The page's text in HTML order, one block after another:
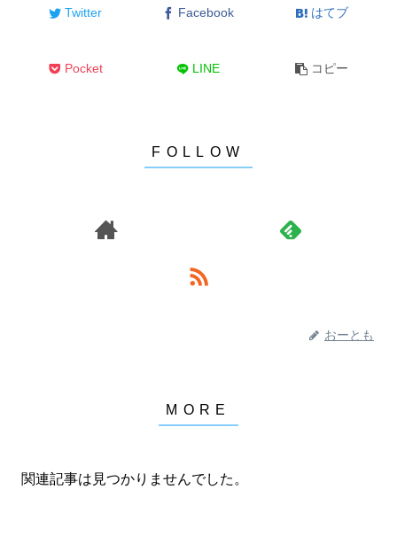
Twitter Facebook はてブ
Pocket LINE コピー
おーとも
関連記事は見つかりませんでした。